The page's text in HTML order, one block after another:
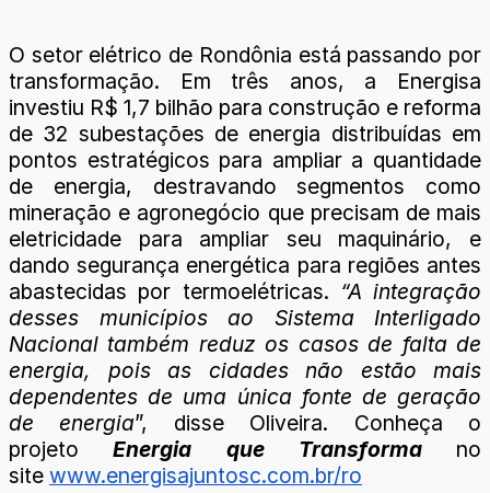
O setor elétrico de Rondônia está passando por
transformação. Em três anos, a Energisa
investiu R$ 1,7 bilhão para construção e reforma
de 32 subestações de energia distribuídas em
pontos estratégicos para ampliar a quantidade
de energia, destravando segmentos como
mineração e agronegócio que precisam de mais
eletricidade para ampliar seu maquinário, e
dando segurança energética para regiões antes
abastecidas por termoelétricas. “A integração
desses municípios ao Sistema Interligado
Nacional também reduz os casos de falta de
energia, pois as cidades não estão mais
dependentes de uma única fonte de geração
de energia”, disse Oliveira. Conheça o
projetoEnergia que Transformano
site www.energisajuntosc.com.br/ro